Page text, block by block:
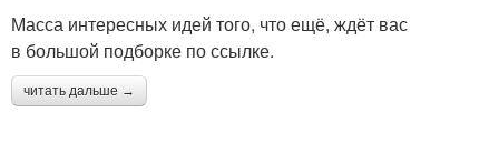
Масса интересных идей того, что ещё, ждёт вас
в большой подборке по ссылке.
читать дальше →